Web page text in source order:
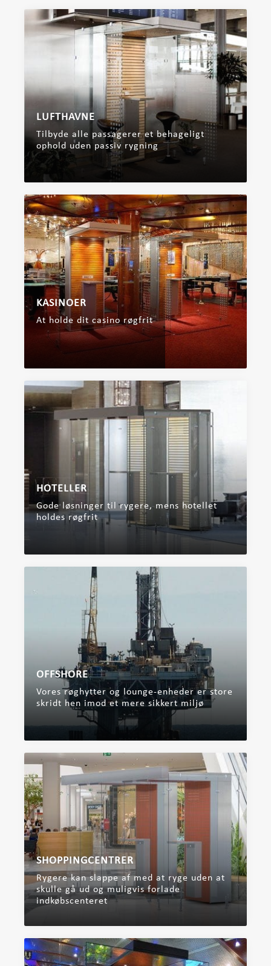
LUFTHAVNE
Tilbyde alle passagerer et behageligt
ophold uden passiv rygning
KASINOER
At holde dit casino røgfrit
HOTELLER
Gode ​​løsninger til rygere, mens hotellet
holdes røgfrit
OFFSHORE
Vores røghytter og lounge-enheder er store
skridt hen imod et mere sikkert miljø
SHOPPINGCENTRER
Rygere kan slappe af med at ryge uden at
skulle gå ud og muligvis forlade
indkøbscenteret